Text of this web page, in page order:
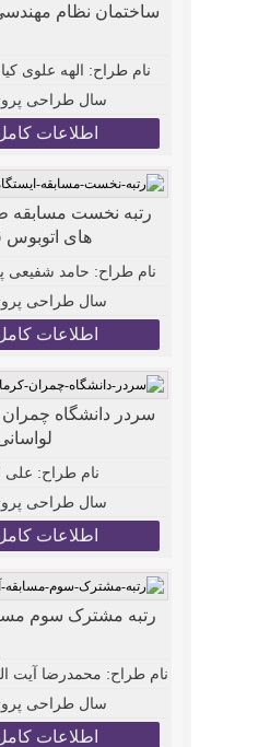
ساختمان نظام
نام طراح: الهه علوی
سال طراحی
اطلاعات
رتبه نخست مسابقه
های اتوبوس
نام طراح: حامد شفیعی
سال طراحی
اطلاعات
سردر دانشگاه
نام طراح: علی
سال طراحی
اطلاعات
رتبه مشترک سوم
نام طراح: محمدرضا آیت
سال طراحی
اطلاعات